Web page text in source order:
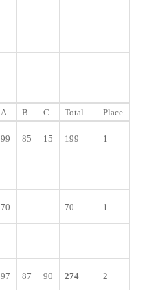
A B C Total
Place
99 85 15 199 1
70 - - 70 1
97 87 90 274 2